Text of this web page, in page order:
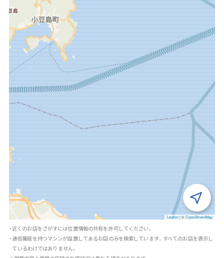
Leaflet |©OpenStreetMap
・近くのお店をさがすには位置情報の共有を許可してください。
・通信機能を持つマシンが設置してあるお店のみを検索しています。すべてのお店を表示し
ているわけではありません。